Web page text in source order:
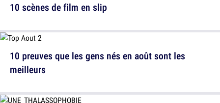
10 scènes de film en slip
10 preuves que les gens nés en août sont les
meilleurs